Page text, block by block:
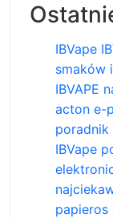
IBVape
smaków
IBVAPE
acton e-
IBVape
papieros